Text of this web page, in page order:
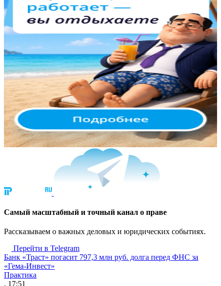
Cамый масштабный и точный канал о праве
Рассказываем о важных деловых и юридических событиях.
Перейти в Telegram
Банк «Траст» погасит 797,3 млн руб. долга перед ФНС за
«Гема-Инвест»
Практика
, 17:51